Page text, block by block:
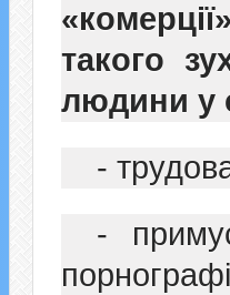
такого
людини у
-
-